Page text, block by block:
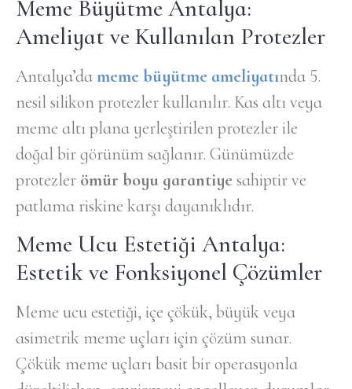
Meme Büyütme Antalya:
Ameliyat ve Kullanılan Protezler
Antalya’dameme büyütme ameliyatında 5.
nesil silikon protezler kullanılır. Kas altı veya
meme altı plana yerleştirilen protezler ile
doğal bir görünüm sağlanır. Günümüzde
protezler ömür boyu garantiye sahiptir ve
patlama riskine karşı dayanıklıdır.
Meme Ucu Estetiği Antalya:
Estetik ve Fonksiyonel Çözümler
Meme ucu estetiği, içe çökük, büyük veya
asimetrik meme uçları için çözüm sunar.
Çökük meme uçları basit bir operasyonla